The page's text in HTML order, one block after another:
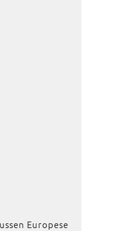
Europese